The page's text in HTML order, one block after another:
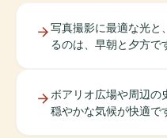
写真撮影に最適な光と
るのは、早朝と夕方で
ボアリオ広場や周辺の
穏やかな気候が快適で